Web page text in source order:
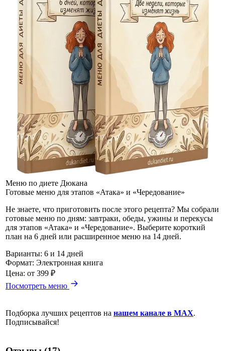
Меню по диете Дюкана
Готовые меню для этапов «Атака» и «Чередование»
Не знаете, что приготовить после этого рецепта? Мы собрали
готовые меню по дням: завтраки, обеды, ужины и перекусы
для этапов «Атака» и «Чередование». Выберите короткий
план на 6 дней или расширенное меню на 14 дней.
Варианты: 6 и 14 дней
Формат: Электронная книга
Цена: от 399 ₽
Посмотреть меню
Подборка лучших рецептов на нашем канале в MAX.
Подписывайся!